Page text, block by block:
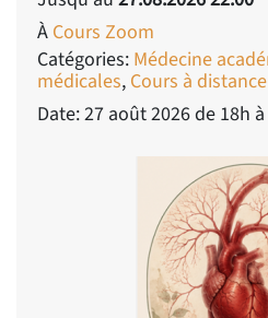
À Cours Zoom
Catégories: Médecine
médicales, Cours à
Date: 27 août 2026 de 18h